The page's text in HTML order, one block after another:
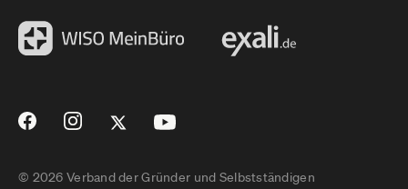
© 2026 Verband der Gründer und Selbstständigen